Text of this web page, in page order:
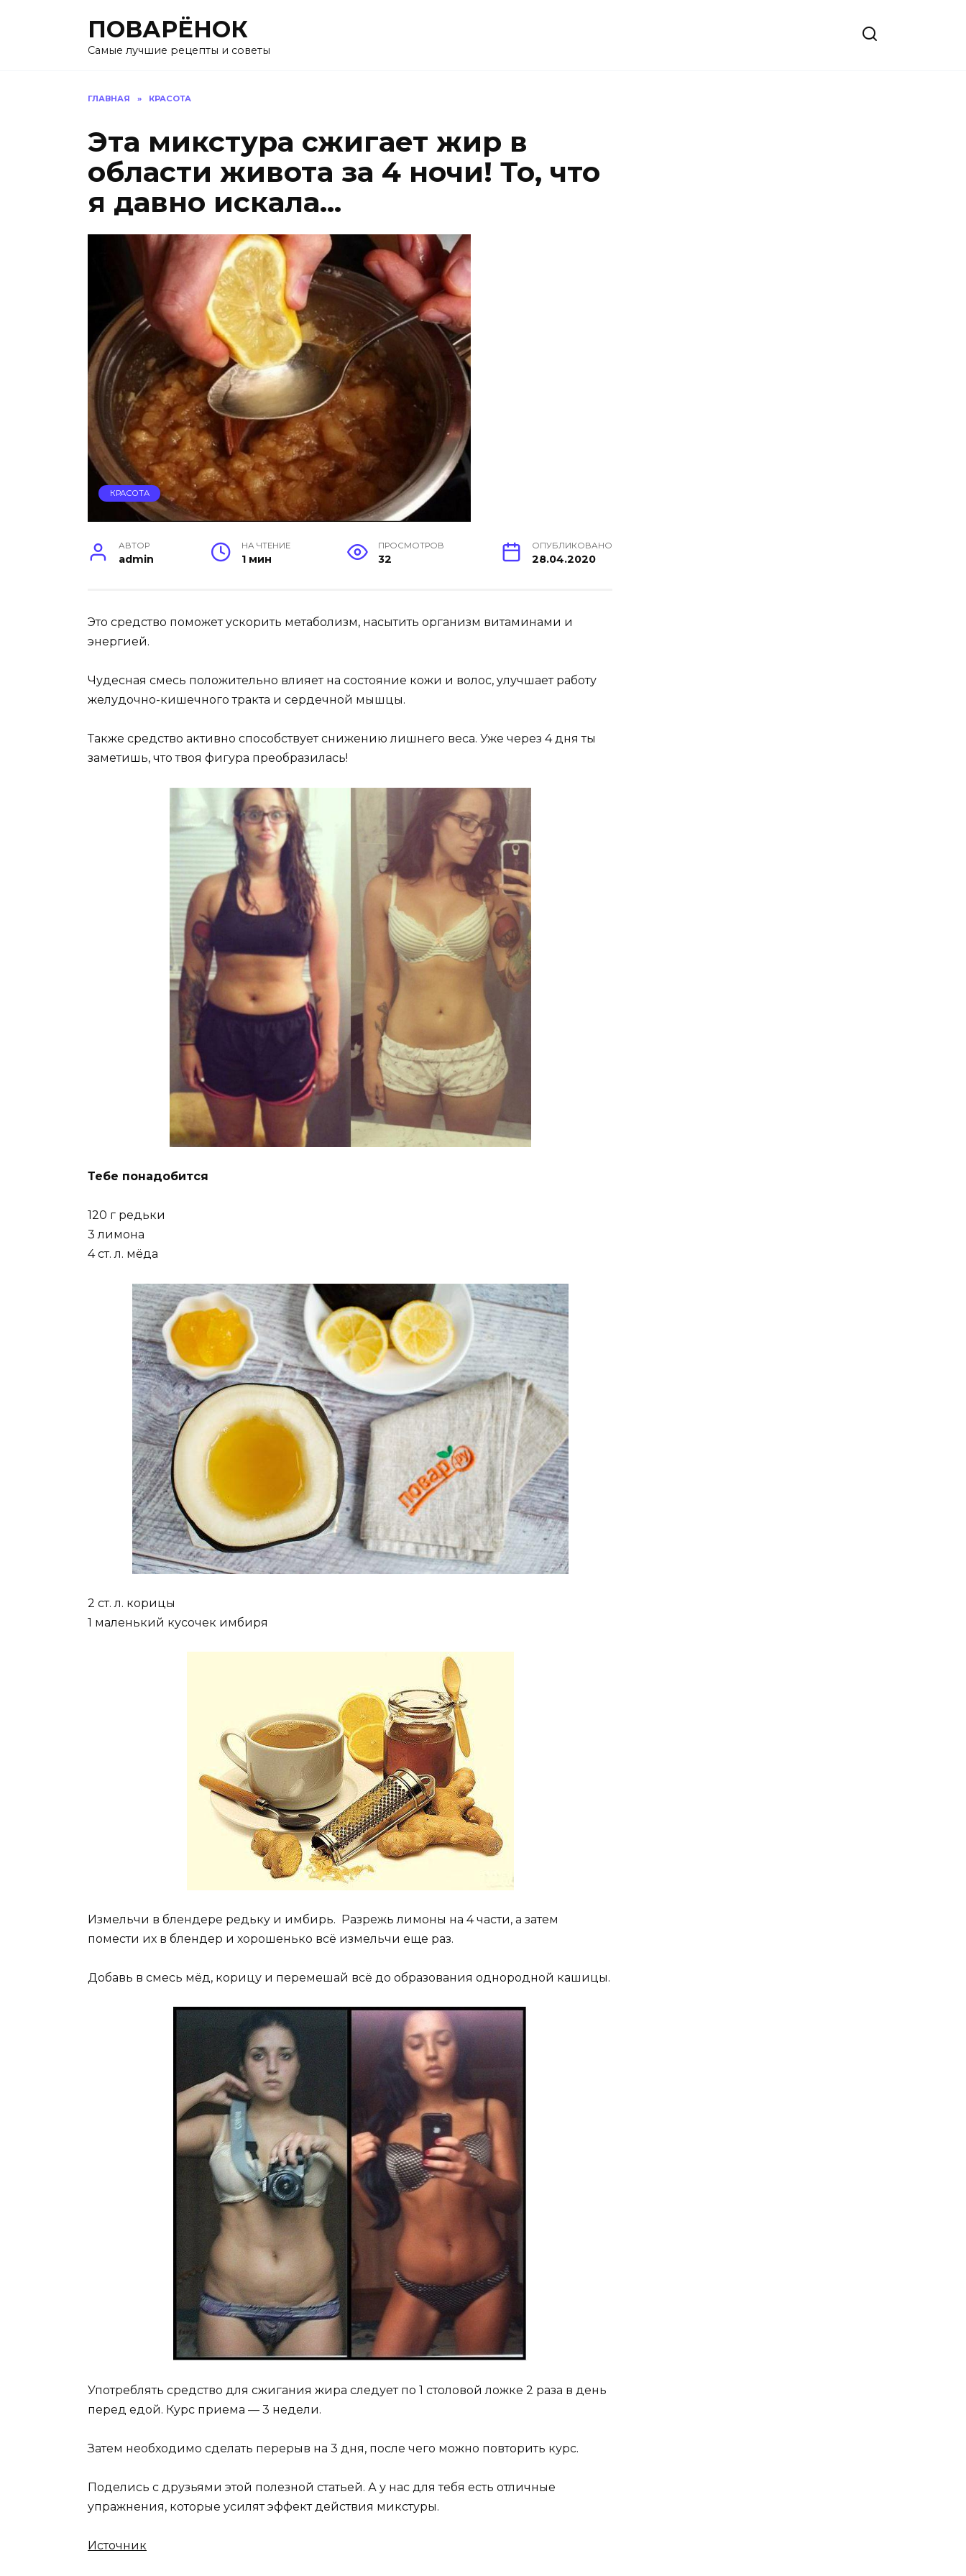
ПОВАРЁНОК
Самые лучшие рецепты и советы
ГЛАВНАЯ » КРАСОТА
Эта микстура сжигает жир в
области живота за 4 ночи! То, что
я давно искала…
КРАСОТА
АВТОР
admin
НА ЧТЕНИЕ
1 мин
ПРОСМОТРОВ
32
ОПУБЛИКОВАНО
28.04.2020
Это средство поможет ускорить метаболизм, насытить организм витаминами и
энергией.
Чудесная смесь положительно влияет на состояние кожи и волос, улучшает работу
желудочно-кишечного тракта и сердечной мышцы.
Также средство активно способствует снижению лишнего веса. Уже через 4 дня ты
заметишь, что твоя фигура преобразилась!
Тебе понадобится
120 г редьки
3 лимона
4 ст. л. мёда
2 ст. л. корицы
1 маленький кусочек имбиря
Измельчи в блендере редьку и имбирь. Разрежь лимоны на 4 части, а затем
помести их в блендер и хорошенько всё измельчи еще раз.
Добавь в смесь мёд, корицу и перемешай всё до образования однородной кашицы.
Употреблять средство для сжигания жира следует по 1 столовой ложке 2 раза в день
перед едой. Курс приема — 3 недели.
Затем необходимо сделать перерыв на 3 дня, после чего можно повторить курс.
Поделись с друзьями этой полезной статьей. А у нас для тебя есть отличные
упражнения, которые усилят эффект действия микстуры.
Источник